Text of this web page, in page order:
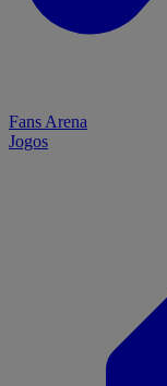
Fans Arena
Jogos